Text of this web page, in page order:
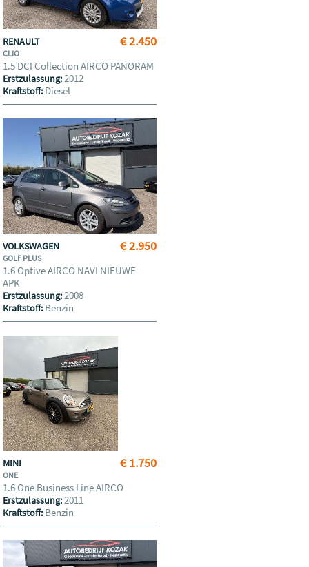
€ 2.450
RENAULT
CLIO
1.5 DCI Collection AIRCO PANORAM
Erstzulassung:2012
Kraftstoff: Diesel
€ 2.950
VOLKSWAGEN
GOLF PLUS
1.6 Optive AIRCO NAVI NIEUWE
APK
Erstzulassung:2008
Kraftstoff: Benzin
€ 1.750
MINI
ONE
1.6 One Business Line AIRCO
Erstzulassung:2011
Kraftstoff: Benzin